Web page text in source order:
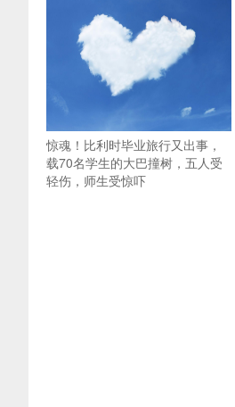
惊魂！比利时毕业旅行又出事，
载70名学生的大巴撞树，五人受
轻伤，师生受惊吓